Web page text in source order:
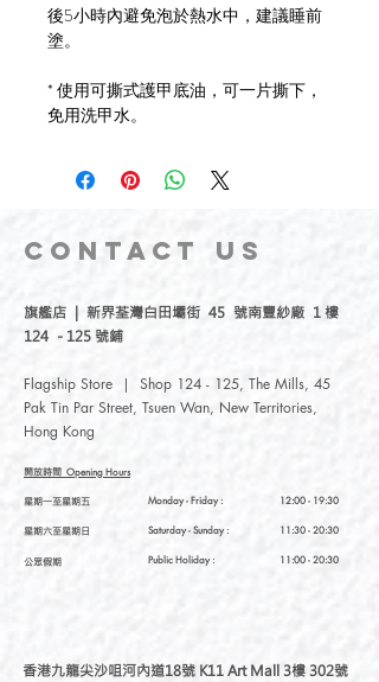
後5小時內避免泡於熱水中，建議睡前
塗。
* 使用可撕式護甲底油，可一片撕下，
免用洗甲水。
CONTACT US
旗艦店 | 新界荃灣白田壩街 45 號南豐紗廠 1 樓
124 - 125 號鋪
Flagship Store | Shop 124 - 125, The Mills, 45
Pak Tin Par Street, Tsuen Wan, New Territories,
Hong Kong
開放時間 Opening Hours
星期一至星期五
星期六至星期日
公眾假期
12:00 - 19:30
11:30 - 20:30
11:00 - 20:30
Monday - Friday :
Saturday- Sunday :
Public Holiday :
香港九龍尖沙咀河內道18號 K11 Art Mall 3樓 302號